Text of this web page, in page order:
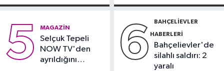
halindeki 3 araca çarptı: 2 yaralı
silahlı kavga
görüntülendi
5 MAGAZIN
Selçuk Tepeli
NOW TV'den
ayrıldığını
6 BAHÇELIEVLER
HABERLERI
Bahçelievler'de
silahlı saldırı: 2
yaralı